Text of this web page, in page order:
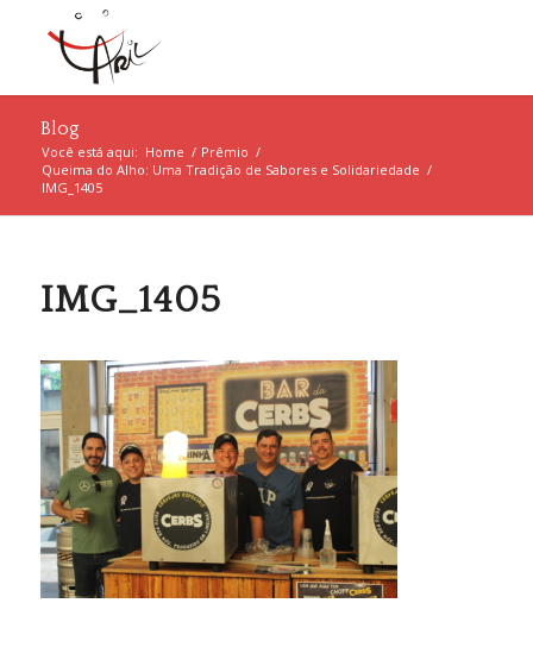
Blog
Você está aqui: Home / Prêmio /
Queima do Alho: Uma Tradição de Sabores e Solidariedade /
IMG_1405
IMG_1405